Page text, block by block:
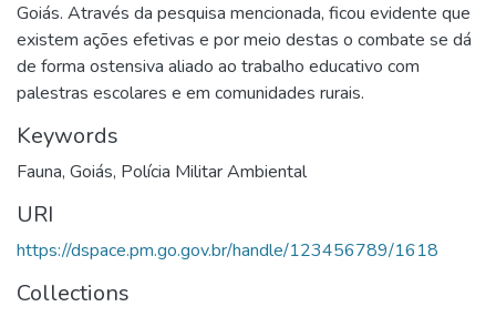
Goiás. Através da pesquisa mencionada, ficou evidente que
existem ações efetivas e por meio destas o combate se dá
de forma ostensiva aliado ao trabalho educativo com
palestras escolares e em comunidades rurais.
Keywords
Fauna, Goiás, Polícia Militar Ambiental
URI
https://dspace.pm.go.gov.br/handle/123456789/1618
Collections